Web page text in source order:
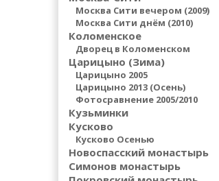
Москва Сити вечером (2009)
Москва Сити днём (2010)
Коломенское
Дворец в Коломенском
Царицыно (Зима)
Царицыно 2005
Царицыно 2013 (Осень)
Фотосравнение 2005/2010
Кузьминки
Кусково
Кусково Осенью
Новоспасский монастырь
Симонов монастырь